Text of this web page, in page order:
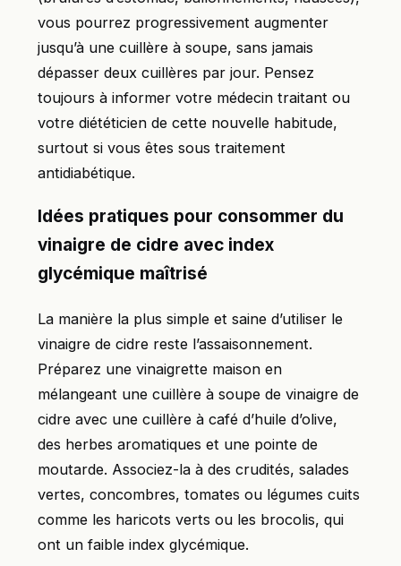
vous pourrez progressivement augmenter
jusqu’à une cuillère à soupe, sans jamais
dépasser deux cuillères par jour. Pensez
toujours à informer votre médecin traitant ou
votre diététicien de cette nouvelle habitude,
surtout si vous êtes sous traitement
antidiabétique.
Idées pratiques pour consommer du
vinaigre de cidre avec index
glycémique maîtrisé
La manière la plus simple et saine d’utiliser le
vinaigre de cidre reste l’assaisonnement.
Préparez une vinaigrette maison en
mélangeant une cuillère à soupe de vinaigre de
cidre avec une cuillère à café d’huile d’olive,
des herbes aromatiques et une pointe de
moutarde. Associez-la à des crudités, salades
vertes, concombres, tomates ou légumes cuits
comme les haricots verts ou les brocolis, qui
ont un faible index glycémique.